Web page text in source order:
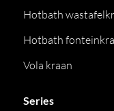
Hotbath
Hotbath
Vola kraan
Series